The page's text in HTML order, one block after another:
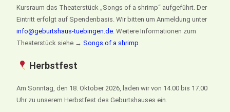
Kursraum das Theaterstück „Songs of a shrimp“ aufgeführt. Der
Eintritt erfolgt auf Spendenbasis. Wir bitten um Anmeldung unter
info@geburtshaus-tuebingen.de . Weitere Informationen zum
Theaterstück siehe →Songs of a shrimp
Herbstfest
Am Sonntag, den 18. Oktober 2026, laden wir von 14.00 bis 17.00
Uhr zu unserem Herbstfest des Geburtshauses ein.